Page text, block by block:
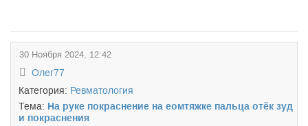
30 Ноября 2024, 12:42
Олег77
Категория: Ревматология
Тема: На руке покраснение на еомтяжке пальца отёк зуд
и покраснения